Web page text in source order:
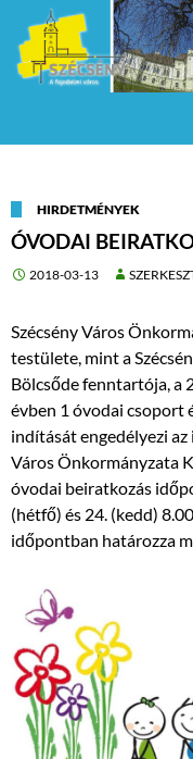
HIRDETMÉNYEK
ÓVODAI
2018-03-13
Szécsény Város
testülete, mint a
Bölcsőde fenntartója, a
évben 1 óvodai csoport
indítását engedélyezi az
Város Önkormányzata
óvodai beiratkozás
(hétfő) és 24. (kedd)
időpontban határozza